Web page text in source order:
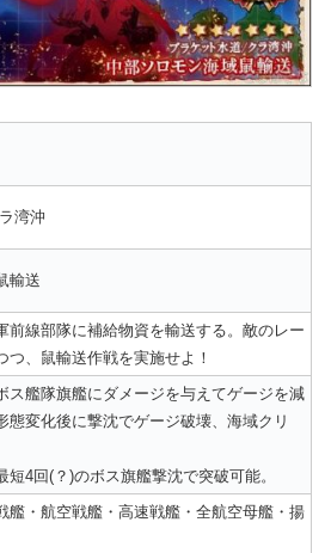
湾沖
輸送
前線部隊に補給物資を輸送する。敵のレー
つ、鼠輸送作戦を実施せよ！
ス艦隊旗艦にダメージを与えてゲージを減
態変化後に撃沈でゲージ破壊、海域クリ
短4回(？)のボス旗艦撃沈で突破可能。
艦・航空戦艦・高速戦艦・全航空母艦・揚